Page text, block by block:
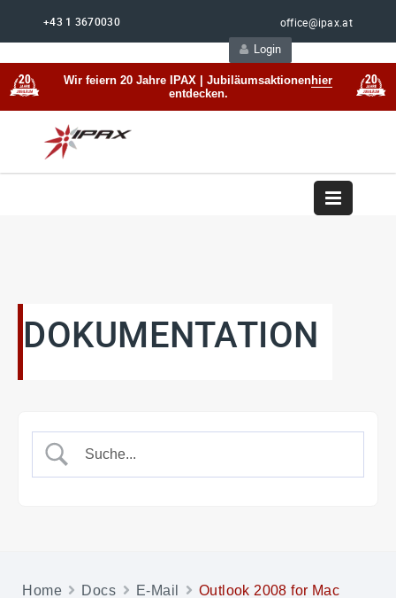
+43 1 3670030
office@ipax.at
Login
Wir feiern 20 Jahre IPAX | Jubiläumsaktionenhier
entdecken.
DOKUMENTATION
Home Docs E-Mail Outlook 2008 for Mac